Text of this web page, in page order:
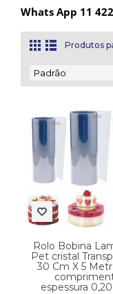
Whats App 11
Produtos
Rolo Bobina
Pet cristal
30 Cm X 5
espessura